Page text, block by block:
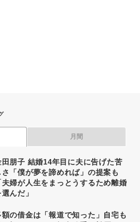
月間
田朋子 結婚14年目に夫に告げた苦
さ「僕が夢を諦めれば」の提案も
夫婦が人生をまっとうするため離婚
選んだ」
額の借金は「報道で知った」自宅も